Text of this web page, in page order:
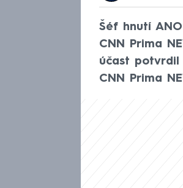
Šéf hnutí
CNN Prima
účast potvrdil
CNN Prima